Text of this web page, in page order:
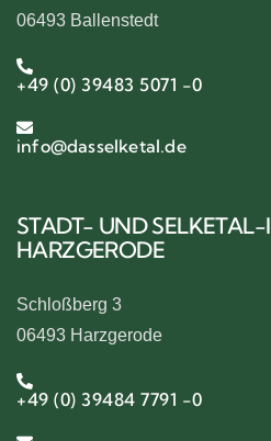
06493 Ballenstedt
+49 (0) 39483 5071 -0
info@dasselketal.de
STADT- UND
HARZGERODE
Schloßberg 3
06493 Harzgerode
+49 (0) 39484 7791 -0